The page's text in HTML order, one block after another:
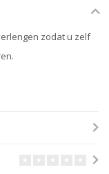
zodat u zelf